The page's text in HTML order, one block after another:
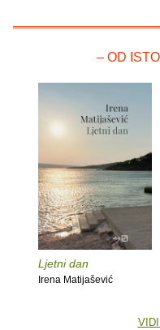
– OD
Ljetni dan
Irena Matijašević